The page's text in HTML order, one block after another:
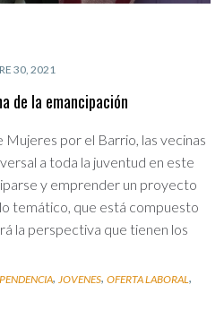
30, 2021
de la emancipación
Mujeres por el Barrio, las vecinas
a toda la juventud en este
y emprender un proyecto
temático, que está compuesto
la perspectiva que tienen los
, JOVENES, OFERTA LABORAL,